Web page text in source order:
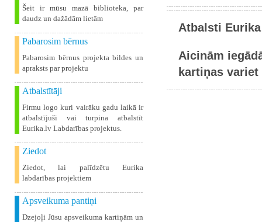
Šeit ir mūsu mazā biblioteka, par
daudz un dažādām lietām
Pabarosim bērnus
Pabarosim bērnus projekta bildes un
apraksts par projektu
Atbalstītāji
Firmu logo kuri vairāku gadu laikā ir
atbalstījuši vai turpina atbalstīt
Eurika.lv Labdarības projektus.
Ziedot
Ziedot, lai palīdzētu Eurika
labdarības projektiem
Apsveikuma pantiņi
Dzejoļi Jūsu apsveikuma kartiņām un
Atbalsti
Aicinām
kartiņas variet